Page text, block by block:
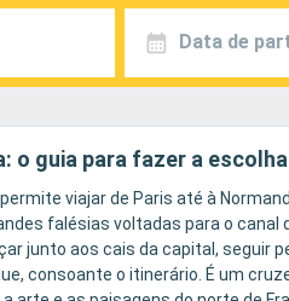
Data de
o guia para fazer a
viajar de Paris até à
falésias voltadas para o canal
junto aos cais da capital, seguir
consoante o itinerário. É um